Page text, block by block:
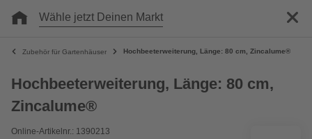
Wähle jetzt Deinen Markt
Zubehör für Gartenhäuser Hochbeeterweiterung, Länge: 80 cm, Zincalume®
Hochbeeterweiterung, Länge: 80 cm,
Zincalume®
Online-Artikelnr.: 1390213